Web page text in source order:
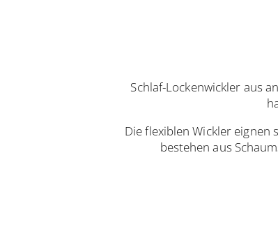
Schlaf-Lockenwickler aus
Die flexiblen Wickler
bestehen aus